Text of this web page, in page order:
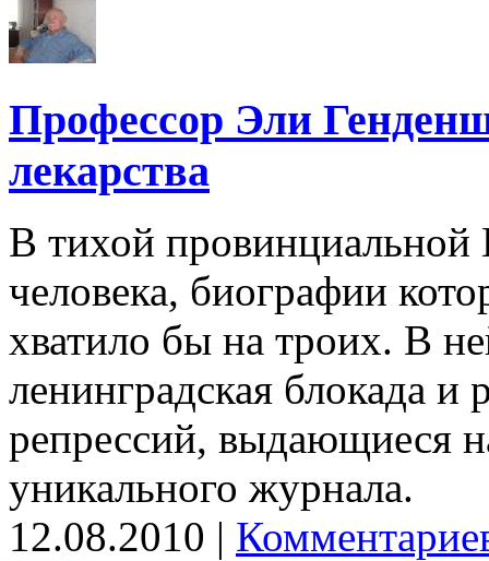
Профессор Эли
лекарства
В тихой провинциальной
человека, биографии
хватило бы на троих. В
ленинградская блокада
репрессий, выдающиеся
уникального журнала.
12.08.2010 |